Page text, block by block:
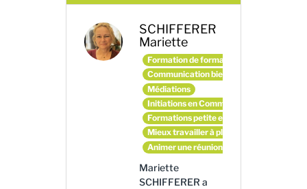
SCHIFFERER
Mariette
Formation de formateurs et d'animateurs
Communication bienveillante
Médiations
Initiations en Communication Non
Formations petite enfance
Mieux travailler à plusieurs
Animer une réunion en mode coopératif
Mariette
SCHIFFERER a